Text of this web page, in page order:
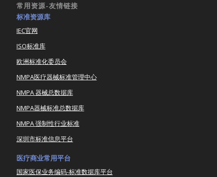
常用资源-友情链接
标准资源库
IEC官网
ISO标准库
欧洲标准化委员会
NMPA医疗器械标准管理中心
NMPA 器械总数据库
NMPA器械标准总数据库
NMPA 强制性行业标准
深圳市标准信息平台
医疗商业常用平台
国家医保业务编码-标准数据库平台